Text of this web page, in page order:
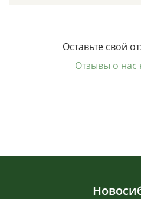
Оставьте свой
Отзывы о